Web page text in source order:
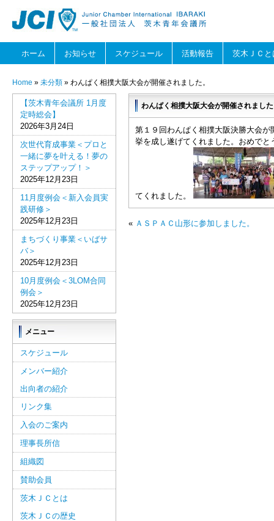
ホーム お知らせ スケジュール 活動報告 茨木ＪＣと
Home » 未分類 » わんぱく相撲大阪大会が開催されました。
わんぱく相撲大阪大会が開催されまし
第１９回わんぱく相撲大阪決勝大会
挙を成し遂げてくれました。おめで
てくれました。
« ＡＳＰＡＣ山形に参加しました。
【茨木青年会議所 1月度
定時総会】
2026年3月24日
次世代育成事業＜プロと
一緒に夢を叶える！夢の
ステップアップ！＞
2025年12月23日
11月度例会＜新入会員実
践研修＞
2025年12月23日
まちづくり事業＜いばサ
バ＞
2025年12月23日
10月度例会＜3LOM合同
例会＞
2025年12月23日
メニュー
スケジュール
メンバー紹介
出向者の紹介
リンク集
入会のご案内
理事長所信
組織図
賛助会員
茨木ＪＣとは
茨木ＪＣの歴史